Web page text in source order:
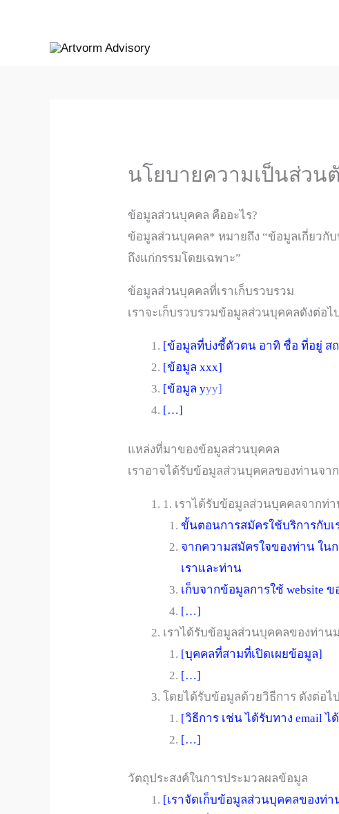
นโยบายความเป็นส่วน
ข้อมูลส่วนบุคคล คืออะไร?
ข้อมูลส่วนบุคคล* หมายถึง “ข้อมูลเกี่ยวกั
ถึงแก่กรรมโดยเฉพาะ”
ข้อมูลส่วนบุคคลที่เราเก็บรวบรวม
เราจะเก็บรวบรวมข้อมูลส่วนบุคคลดังต่อไ
[ข้อมูลที่บ่งชี้ตัวตน อาทิ ชื่อ ที่อยู่ ส
[ข้อมูล xxx]
[ข้อมูล yyy]
[…]
แหล่งที่มาของข้อมูลส่วนบุคคล
เราอาจได้รับข้อมูลส่วนบุคคลของท่านจา
1. เราได้รับข้อมูลส่วนบุคคลจากท่
ขั้นตอนการสมัครใช้บริการกับเ
จากความสมัครใจของท่าน ใน
เราและท่าน
เก็บจากข้อมูลการใช้ website ข
[…]
เราได้รับข้อมูลส่วนบุคคลของท่าน
[บุคคลที่สามที่เปิดเผยข้อมูล]
[…]
โดยได้รับข้อมูลด้วยวิธีการ ดังต่อไ
[วิธีการ เช่น ได้รับทาง email
[…]
วัตถุประสงค์ในการประมวลผลข้อมูล
[เราจัดเก็บข้อมูลส่วนบุคคลของท่า